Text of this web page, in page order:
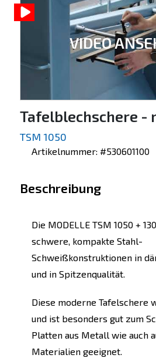
VIDEO
Tafelblechschere -
TSM 1050
Artikelnummer: #530601100
Beschreibung
Die MODELLE TSM 1050 +
schwere, kompakte Stahl-
Schweißkonstruktionen in
und in Spitzenqualität.
Diese moderne Tafelschere
und ist besonders gut zum
Platten aus Metall wie auch
Materialien geeignet.